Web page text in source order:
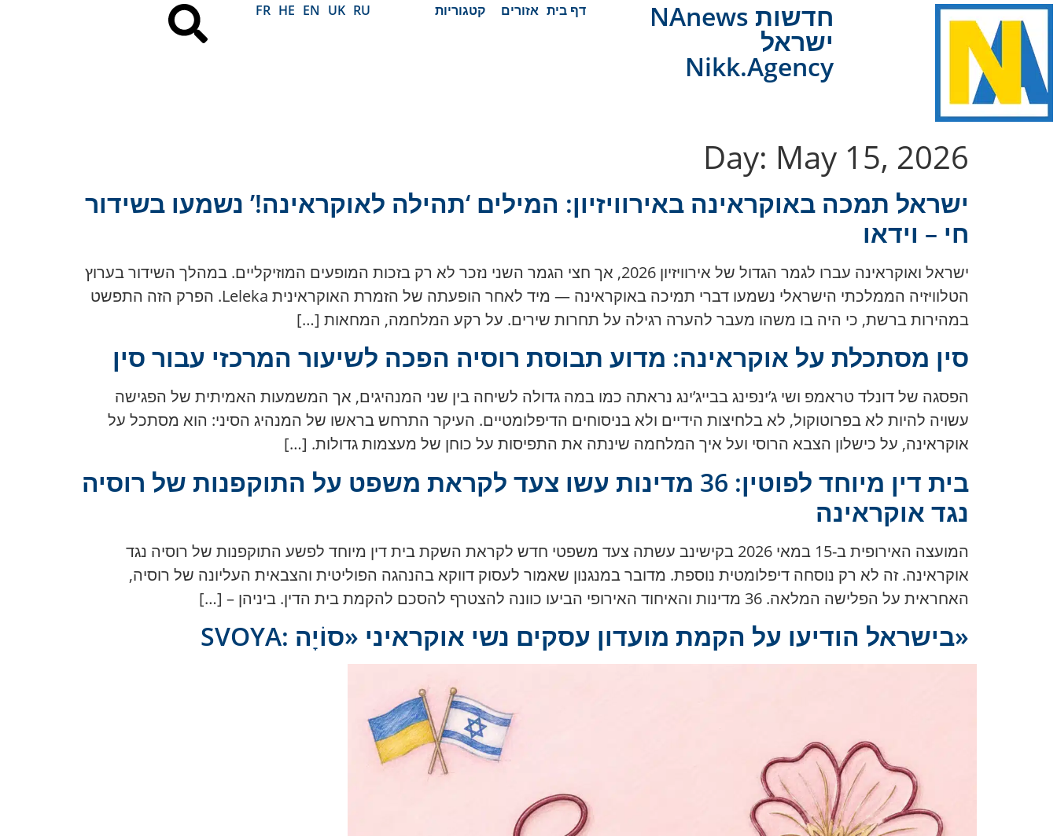
NAnews חדשות
ישראל
Nikk.Agency
דף בית אזורים קטגוריות RU
UK
EN
HE
FR
Day: May 15, 2026
ישראל תמכה באוקראינה באירוויזיון: המילים ‘תהילה לאוקראינה!’ נשמעו בשידור
חי – וידאו
ישראל ואוקראינה עברו לגמר הגדול של אירוויזיון 2026, אך חצי הגמר השני נזכר לא רק בזכות המופעים המוזיקליים. במהלך השידור בערוץ
הטלוויזיה הממלכתי הישראלי נשמעו דברי תמיכה באוקראינה — מיד לאחר הופעתה של הזמרת האוקראינית Leleka. הפרק הזה התפשט
במהירות ברשת, כי היה בו משהו מעבר להערה רגילה על תחרות שירים. על רקע המלחמה, המחאות […]
סין מסתכלת על אוקראינה: מדוע תבוסת רוסיה הפכה לשיעור המרכזי עבור סין
הפסגה של דונלד טראמפ ושי ג’ינפינג בבייג’ינג נראתה כמו במה גדולה לשיחה בין שני המנהיגים, אך המשמעות האמיתית של הפגישה
עשויה להיות לא בפרוטוקול, לא בלחיצות הידיים ולא בניסוחים הדיפלומטיים. העיקר התרחש בראשו של המנהיג הסיני: הוא מסתכל על
אוקראינה, על כישלון הצבא הרוסי ועל איך המלחמה שינתה את התפיסות על כוחן של מעצמות גדולות. […]
בית דין מיוחד לפוטין: 36 מדינות עשו צעד לקראת משפט על התוקפנות של רוסיה
נגד אוקראינה
המועצה האירופית ב-15 במאי 2026 בקישינב עשתה צעד משפטי חדש לקראת השקת בית דין מיוחד לפשע התוקפנות של רוסיה נגד
אוקראינה. זה לא רק נוסחה דיפלומטית נוספת. מדובר במנגנון שאמור לעסוק דווקא בהנהגה הפוליטית והצבאית העליונה של רוסיה,
האחראית על הפלישה המלאה. 36 מדינות והאיחוד האירופי הביעו כוונה להצטרף להסכם להקמת בית הדין. ביניהן – […]
SVOYA: בישראל הודיעו על הקמת מועדון עסקים נשי אוקראיני «סוֹיָה»